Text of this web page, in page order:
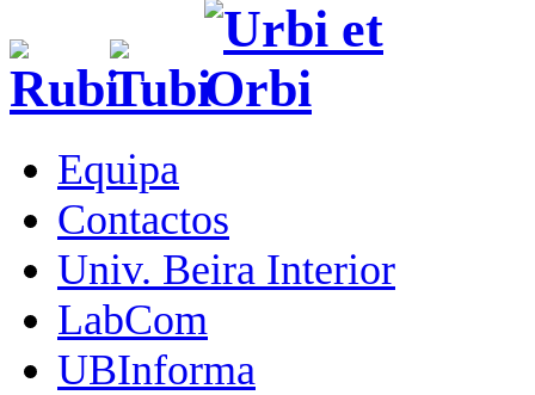
Equipa
Contactos
Univ. Beira Interior
LabCom
UBInforma